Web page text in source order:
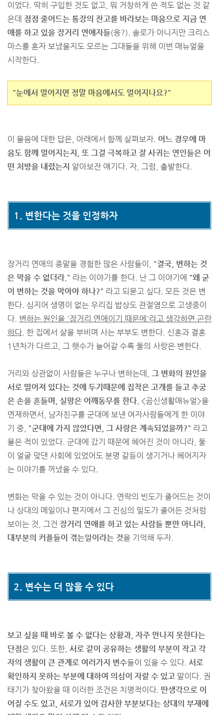
이었다. 딱히 구입한 것도 없고, 뭐 거창하게 쓴 적도 없는 것 같
은데 점점 줄어드는 통장의 잔고를 바라보는 마음으로 지금 연
애를 하고 있을 장거리 연애자들(응?). 솔로가 아니지만 크리스
마스를 혼자 보냈을지도 모르는 그대들을 위해 이번 매뉴얼을
시작한다.
"눈에서 멀어지면 정말 마음에서도 멀어지나요?"
이 물음에 대한 답은, 아래에서 함께 살펴보자. 어느 경우에 마
음도 함께 멀어지는지, 또 그걸 극복하고 잘 사귀는 연인들은 어
떤 처방을 내렸는지 알아보잔 얘기다. 자, 그럼, 출발한다.
1. 변한다는 것을 인정하자
장거리 연애의 종말을 경험한 많은 사람들이,
"결국, 변하는 것
은 막을 수 없더라." 라는 이야기를 한다. 난 그 이야기에 "왜 굳
이 변하는 것을 막아야 하나?" 라고 되묻고 싶다. 모든 것은 변
한다. 심지어 생명이 없는 우리집 밥상도 관절염으로 고생중이
다. 변하는 원인을 '장거리 연애이기 때문에'라고 생각하면 곤란
하다. 한 집에서 살을 부비며 사는 부부도 변한다. 신혼과 결혼
1년차가 다르고, 그 햇수가 늘어갈 수록 둘의 사랑은 변한다.
거리와 상관없이 사람들은 누구나 변하는데, 그 변화의 원인을
서로 떨어져 있다는 것에 두기때문에 집착은 고개를 들고 추궁
은 손을 흔들며, 실망은 어깨동무를 한다. <곰신생활매뉴얼>을
연재하면서, 남자친구를 군대에 보낸 여자사람들에게 한 이야
기 중, "군대에 가지 않았다면, 그 사랑은 계속되었을까?" 라고
물은 적이 있었다. 군대에 갔기 때문에 헤어진 것이 아니라, 둘
이 얼굴 맞댄 사회에 있었어도 분명 갈등이 생기거나 헤어지자
는 이야기를 꺼냈을 수 있다.
변화는 막을 수 있는 것이 아니다. 연락의 빈도가 줄어드는 것이
나 상대의 메일이나 편지에서 그 진심의 밀도가 줄어든 것처럼
보이는 것, 그건 장거리 연애를 하고 있는 사람들 뿐만 아니라,
대부분의 커플들이 겪는일이라는 것을 기억해 두자.
2. 변수는 더 많을 수 있다
보고 싶을 때 바로 볼 수 없다는 상황과, 자주 만나지 못한다는
단점은 있다. 또한, 서로 같이 공유하는 생활의 부분이 작고 각
자의 생활이 큰 관계로 여러가지 변수들이 있을 수 있다. 서로
확인하지 못하는 부분에 대하여 의심이 자랄 수 있고 말이다. 권
태기가 찾아왔을 때 이러한 조건은 치명적이다. 딴생각으로 이
어질 수도 있고, 서로가 있어 감사한 부분보다는 상대의 부재에